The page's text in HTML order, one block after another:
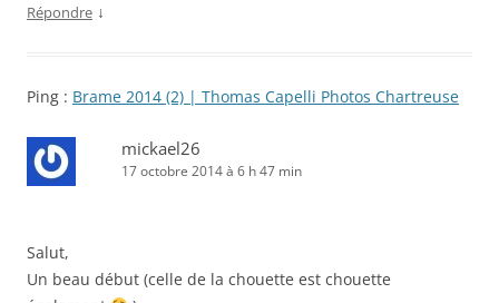
Répondre ↓
Ping : Brame 2014 (2) | Thomas Capelli Photos Chartreuse
mickael26
17 octobre 2014 à 6 h 47 min
Salut,
Un beau début (celle de la chouette est chouette